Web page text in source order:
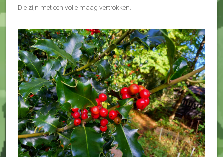
Die zijn met een volle maag vertrokken.